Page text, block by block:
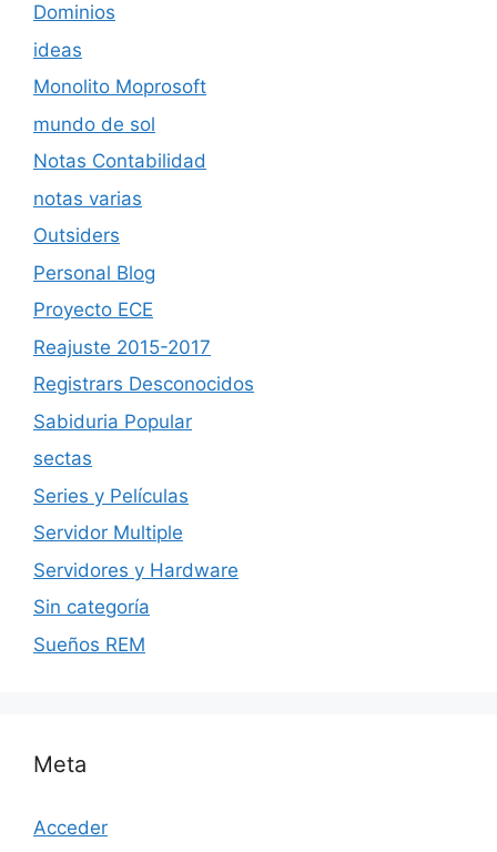
Dominios
ideas
Monolito Moprosoft
mundo de sol
Notas Contabilidad
notas varias
Outsiders
Personal Blog
Proyecto ECE
Reajuste 2015-2017
Registrars Desconocidos
Sabiduria Popular
sectas
Series y Películas
Servidor Multiple
Servidores y Hardware
Sin categoría
Sueños REM
Meta
Acceder